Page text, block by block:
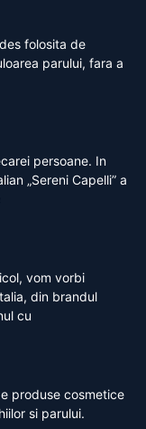
folosita de
parului, fara a
persoane. In
„Sereni Capelli” a
vom vorbi
din brandul
cu
produse cosmetice
si parului.